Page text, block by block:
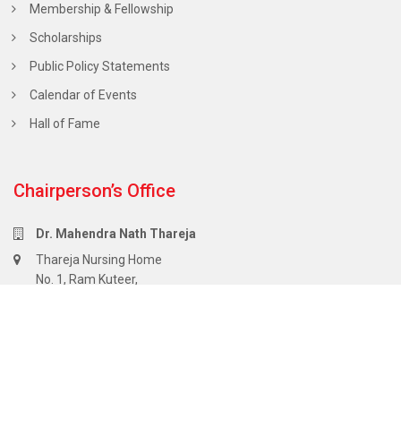
Membership & Fellowship
Scholarships
Public Policy Statements
Calendar of Events
Hall of Fame
Chairperson’s Office
Dr. Mahendra Nath Thareja
Thareja Nursing Home
No. 1, Ram Kuteer,